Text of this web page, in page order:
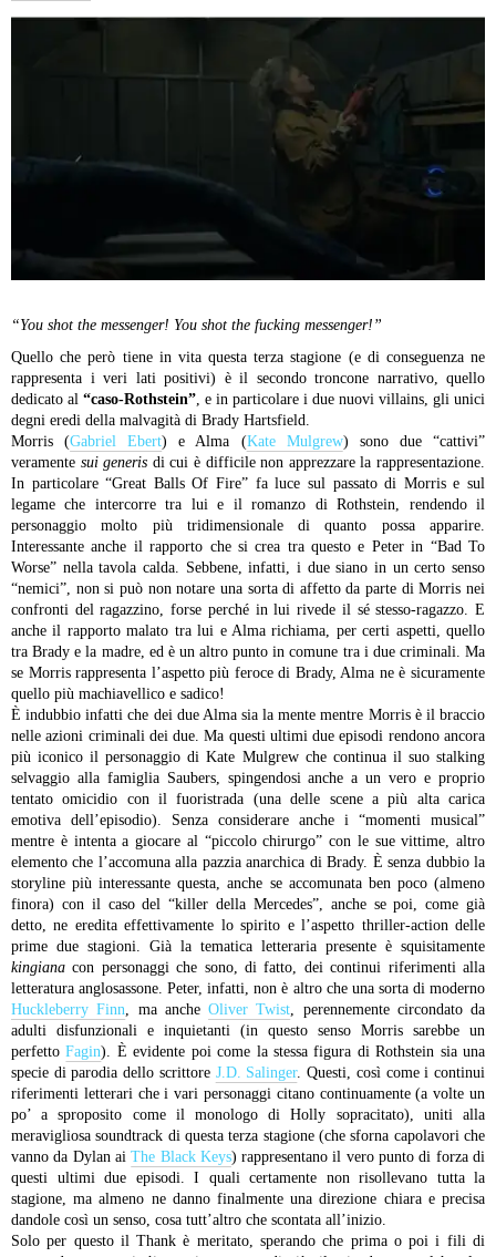
“You shot the messenger! You shot the fucking messenger!”
Quello che però tiene in vita questa terza stagione (e di conseguenza ne
rappresenta i veri lati positivi) è il secondo troncone narrativo, quello
dedicato al “caso-Rothstein”, e in particolare i due nuovi villains, gli unici
degni eredi della malvagità di Brady Hartsfield.
Morris (Gabriel Ebert) e Alma (Kate Mulgrew) sono due “cattivi”
veramente sui generis di cui è difficile non apprezzare la rappresentazione.
In particolare “Great Balls Of Fire” fa luce sul passato di Morris e sul
legame che intercorre tra lui e il romanzo di Rothstein, rendendo il
personaggio molto più tridimensionale di quanto possa apparire.
Interessante anche il rapporto che si crea tra questo e Peter in “Bad To
Worse” nella tavola calda. Sebbene, infatti, i due siano in un certo senso
“nemici”, non si può non notare una sorta di affetto da parte di Morris nei
confronti del ragazzino, forse perché in lui rivede il sé stesso-ragazzo. E
anche il rapporto malato tra lui e Alma richiama, per certi aspetti, quello
tra Brady e la madre, ed è un altro punto in comune tra i due criminali. Ma
se Morris rappresenta l’aspetto più feroce di Brady, Alma ne è sicuramente
quello più machiavellico e sadico!
È indubbio infatti che dei due Alma sia la mente mentre Morris è il braccio
nelle azioni criminali dei due. Ma questi ultimi due episodi rendono ancora
più iconico il personaggio di Kate Mulgrew che continua il suo stalking
selvaggio alla famiglia Saubers, spingendosi anche a un vero e proprio
tentato omicidio con il fuoristrada (una delle scene a più alta carica
emotiva dell’episodio). Senza considerare anche i “momenti musical”
mentre è intenta a giocare al “piccolo chirurgo” con le sue vittime, altro
elemento che l’accomuna alla pazzia anarchica di Brady. È senza dubbio la
storyline più interessante questa, anche se accomunata ben poco (almeno
finora) con il caso del “killer della Mercedes”, anche se poi, come già
detto, ne eredita effettivamente lo spirito e l’aspetto thriller-action delle
prime due stagioni. Già la tematica letteraria presente è squisitamente
kingiana con personaggi che sono, di fatto, dei continui riferimenti alla
letteratura anglosassone. Peter, infatti, non è altro che una sorta di moderno
Huckleberry Finn, ma anche Oliver Twist, perennemente circondato da
adulti disfunzionali e inquietanti (in questo senso Morris sarebbe un
perfettoFagin). È evidente poi come la stessa figura di Rothstein sia una
specie di parodia dello scrittore J.D. Salinger. Questi, così come i continui
riferimenti letterari che i vari personaggi citano continuamente (a volte un
po’ a sproposito come il monologo di Holly sopracitato), uniti alla
meravigliosa soundtrack di questa terza stagione (che sforna capolavori che
vanno da Dylan aiThe Black Keys) rappresentano il vero punto di forza di
questi ultimi due episodi. I quali certamente non risollevano tutta la
stagione, ma almeno ne danno finalmente una direzione chiara e precisa
dandole così un senso, cosa tutt’altro che scontata all’inizio.
Solo per questo il Thank è meritato, sperando che prima o poi i fili di